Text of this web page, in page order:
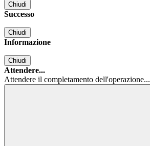
Chiudi
Successo
Chiudi
Informazione
Chiudi
Attendere...
Attendere il completamento dell'operazione...